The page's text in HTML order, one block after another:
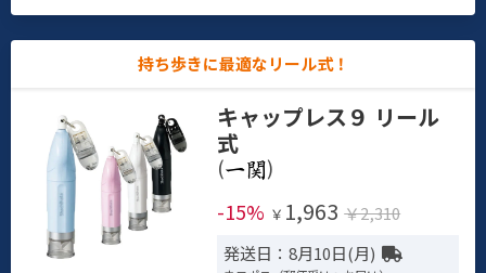
持ち歩きに最適なリール式！
キャップレス９ リール
式
(
)
-15% ￥ 1,963 ￥2,310
発送日：8月10日(月)